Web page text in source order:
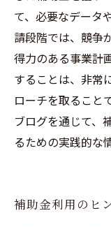
て、必要なデータ
請段階では、競争
得力のある事業計
することは、非常
ローチを取ること
ブログを通じて、
るための実践的な
補助金利用のヒ